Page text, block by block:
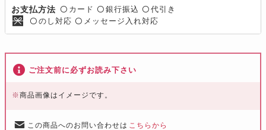
お支払方法 〇 カード 〇 銀行振込 〇 代引き
〇 のし対応 〇 メッセージ入れ対応
ご注文前に必ずお読み下さい
※商品画像はイメージです。
この商品へのお問い合わせは こちらから